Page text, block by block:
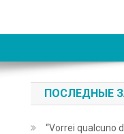
ПОСЛЕДНЫЕ
“Vorrei qualcuno